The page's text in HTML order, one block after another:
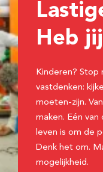
Heb
Kinderen? Stop
vastdenken:
moeten-zijn.
maken. Eén
leven is om de
Denk het om.
mogelijkheid.